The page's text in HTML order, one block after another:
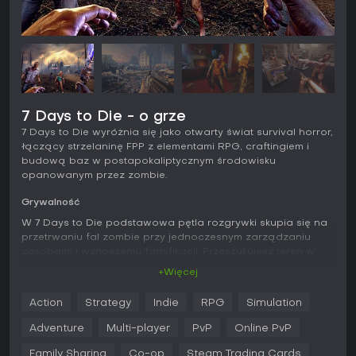
7 Days to Die - o grze
7 Days to Die wyróżnia się jako otwarty świat survival horror,
łączący strzelaninę FPP z elementami RPG, craftingiem i
budową baz w postapokaliptycznym środowisku
opanowanym przez zombie.
Grywalność
W 7 Days to Die podstawowa pętla rozgrywki skupia się na
przetrwaniu fal zombie przy jednoczesnym zarządzaniu
destrukowalny, więc stabilność konstrukcji ma kluczowe
znaczenie - źle zaprojektowane budowle mogą runąć pod
przetrwania obejmują blisko 50 buffów i dolegliwości
+Więcej
Action Strategy Indie RPG Simulation
Adventure Multi-player PvP Online PvP